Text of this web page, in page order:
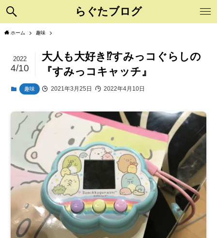
らぐたブログ
ホーム 趣味
大人も大好き⁉️すみっコぐらしの
『すみっコキャッチ』
2022
4/10
趣味 2021年3月25日 2022年4月10日